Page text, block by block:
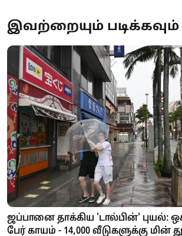
இவற்றையும் படிக்கவும்
ஜப்பானை தாக்கிய 'டால்பின்' புயல்:
பேர் காயம் - 14,000 வீடுகளுக்கு மின்